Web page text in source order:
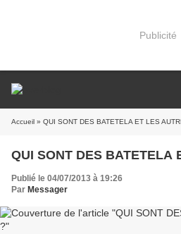
Publicité
Accueil » QUI SONT DES BATETELA ET LES
QUI SONT DES BATETELA
Publié le 04/07/2013 à 19:26
Par Messager